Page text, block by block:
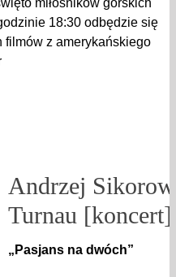
miłośników górskich
18:30 odbędzie się
filmów z amerykańskiego
Andrzej
Turnau [koncert]
„Pasjans na dwóch”